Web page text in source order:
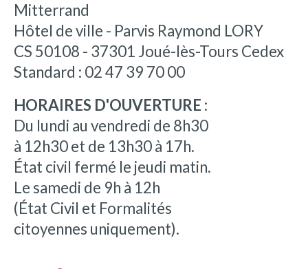
Mitterrand
Hôtel de ville - Parvis Raymond LORY
CS 50108 - 37301 Joué-lès-Tours Cedex
Standard : 02 47 39 70 00
HORAIRES D'OUVERTURE :
Du lundi au vendredi de 8h30
à 12h30 et de 13h30 à 17h.
État civil fermé le jeudi matin.
Le samedi de 9h à 12h
(État Civil et Formalités
citoyennes uniquement).